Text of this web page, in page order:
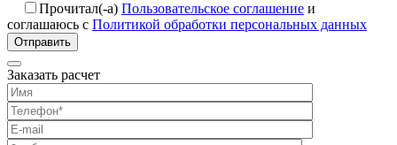
Прочитал(-а) Пользовательское соглашение и
соглашаюсь с Политикой обработки персональных данных
Отправить
Заказать расчет